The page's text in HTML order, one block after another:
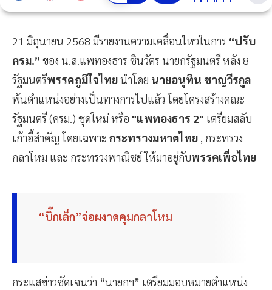
21 มิถุนายน 2568 มีรายงานความเคลื่อนไหวในการ “ปรับ
ครม.” ของ น.ส.แพทองธาร ชินวัตร นายกรัฐมนตรี หลัง 8
รัฐมนตรีพรรคภูมิใจไทยนำโดย นายอนุทิน ชาญวีรกูล
พ้นตำแหน่งอย่างเป็นทางการไปแล้ว โดยโครงสร้างคณะ
รัฐมนตรี (ครม.) ชุดใหม่ หรือ "แพทองธาร 2" เตรียมสลับ
เก้าอี้สำคัญ โดยเฉพาะ กระทรวงมหาดไทย , กระทรวง
กลาโหม และ กระทรวงพาณิชย์ ให้มาอยู่กับพรรคเพื่อไทย
“บิ๊กเล็ก”จ่อผงาดคุมกลาโหม
กระแสข่าวชัดเจนว่า “นายกฯ” เตรียมมอบหมายตำแหน่ง